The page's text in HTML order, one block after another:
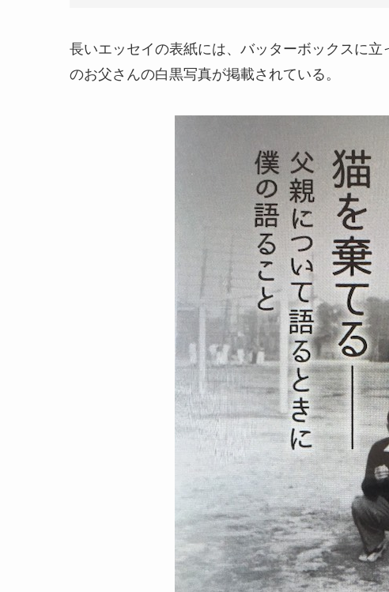
長いエッセイの表紙には、バッターボックスに
のお父さんの白黒写真が掲載されている。